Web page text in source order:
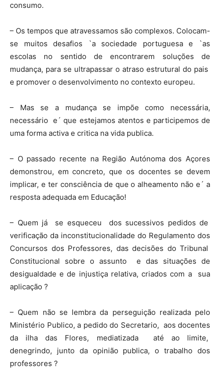
consumo.
– Os tempos que atravessamos são complexos. Colocam-
se muitos desafios `a sociedade portuguesa e `as
escolas no sentido de encontrarem soluções de
mudança, para se ultrapassar o atraso estrutural do pais
e promover o desenvolvimento no contexto europeu.
– Mas se a mudança se impõe como necessária,
necessário e´ que estejamos atentos e participemos de
uma forma activa e critica na vida publica.
– O passado recente na Região Autónoma dos Açores
demonstrou, em concreto, que os docentes se devem
implicar, e ter consciência de que o alheamento não e´ a
resposta adequada em Educação!
– Quem já se esqueceu dos sucessivos pedidos de
verificação da inconstitucionalidade do Regulamento dos
Concursos dos Professores, das decisões do Tribunal
Constitucional sobre o assunto e das situações de
desigualdade e de injustiça relativa, criados com a sua
aplicação ?
– Quem não se lembra da perseguição realizada pelo
Ministério Publico, a pedido do Secretario, aos docentes
da ilha das Flores, mediatizada até ao limite,
denegrindo, junto da opinião publica, o trabalho dos
professores ?